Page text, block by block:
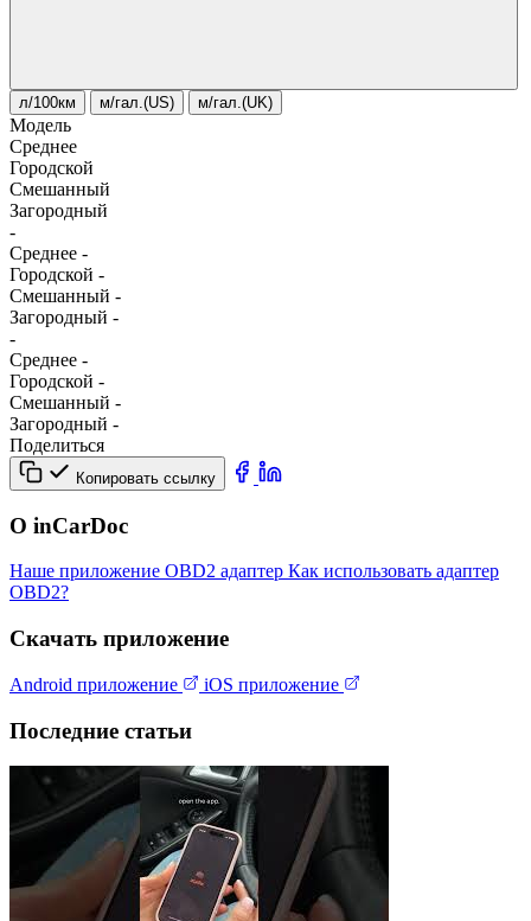
л/100км м/гал.(US) м/гал.(UK)
Модель
Среднее
Городской
Смешанный
Загородный
-
Среднее -
Городской -
Смешанный -
Загородный -
-
Среднее -
Городской -
Смешанный -
Загородный -
Поделиться
Копировать ссылку
О inCarDoc
Наше приложение OBD2 адаптер Как использовать адаптер
OBD2?
Скачать приложение
Android приложение iOS приложение
Последние статьи